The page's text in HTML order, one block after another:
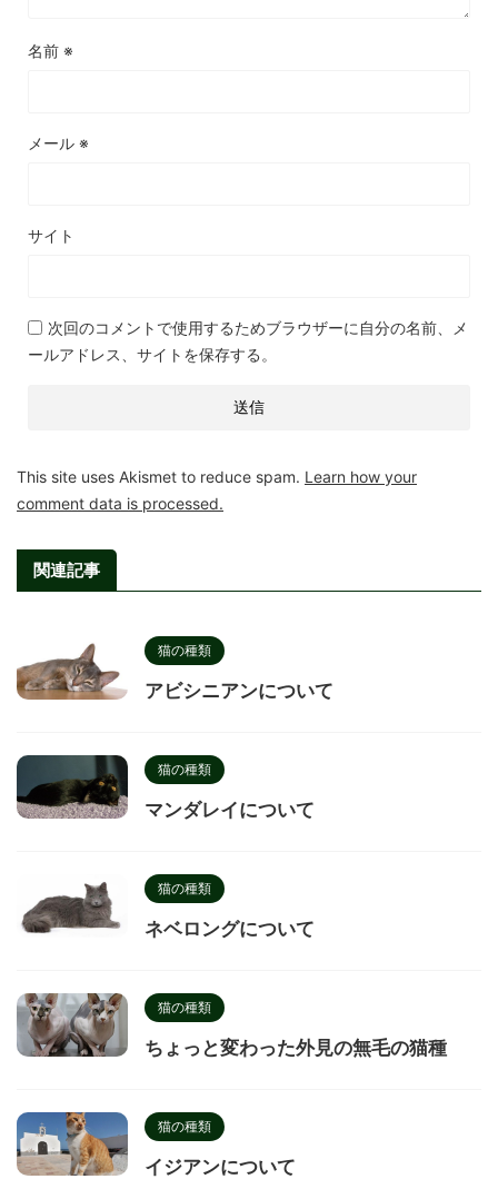
名前 ※
メール ※
サイト
次回のコメントで使用するためブラウザーに自分の名前、メ
ールアドレス、サイトを保存する。
This site uses Akismet to reduce spam. Learn how your
comment data is processed.
関連記事
猫の種類
アビシニアンについて
猫の種類
マンダレイについて
猫の種類
ネベロングについて
猫の種類
ちょっと変わった外見の無毛の猫種
猫の種類
イジアンについて